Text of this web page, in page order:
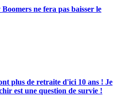
ne fera pas baisser le
plus de retraite d'ici 10 ans ! Je
est une question de survie !